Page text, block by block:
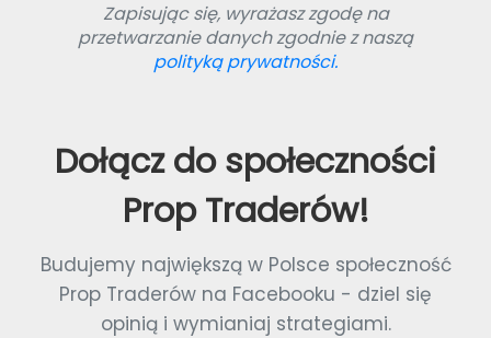
Zapisując się, wyrażasz zgodę na
przetwarzanie danych zgodnie z naszą
polityką prywatności.
Dołącz do społeczności
Prop Traderów!
Budujemy największą w Polsce społeczność
Prop Traderów na Facebooku - dziel się
opinią i wymianiaj strategiami.